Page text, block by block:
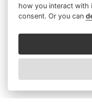
how you interact with
consent. Or you can